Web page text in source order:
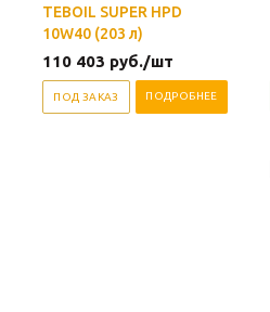
TEBOIL SUPER HPD
10W40 (203 л)
110 403 руб./шт
ПОД ЗАКАЗ ПОДРОБНЕЕ